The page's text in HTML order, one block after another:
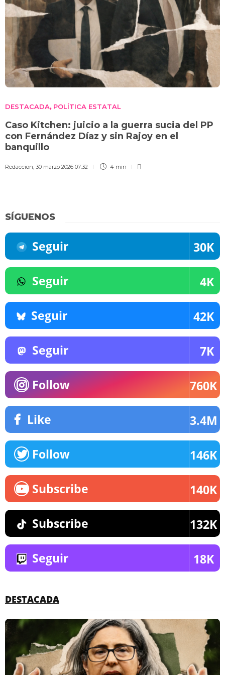
DESTACADA, POLÍTICA ESTATAL
Caso Kitchen: juicio a la guerra sucia del PP
con Fernández Díaz y sin Rajoy en el
banquillo
Redaccion 30 marzo 2026 07:32 4 min
SÍGUENOS
Seguir 30K
Seguir 4K
Seguir 42K
Seguir 7K
Follow 760K
Like 3.4M
Follow 146K
Subscribe 140K
Subscribe 132K
Seguir 18K
DESTACADA